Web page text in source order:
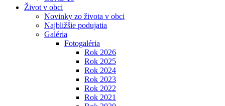
Život v obci
Novinky zo života v obci
Najbližšie podujatia
Galéria
Fotogaléria
Rok 2026
Rok 2025
Rok 2024
Rok 2023
Rok 2022
Rok 2021